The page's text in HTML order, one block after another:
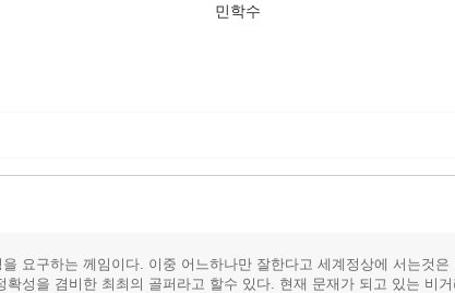
민학수
요구하는 께임이다. 이중 어느하나만 잘한다고 세계정상에 서는것은
성을 겸비한 최최의 골퍼라고 할수 있다. 현재 문재가 되고 있는 비거